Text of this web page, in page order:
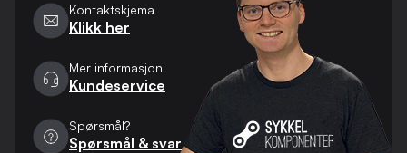
Kontaktskjema
Klikk her
Mer informasjon
Kundeservice
Spørsmål?
Spørsmål & svar